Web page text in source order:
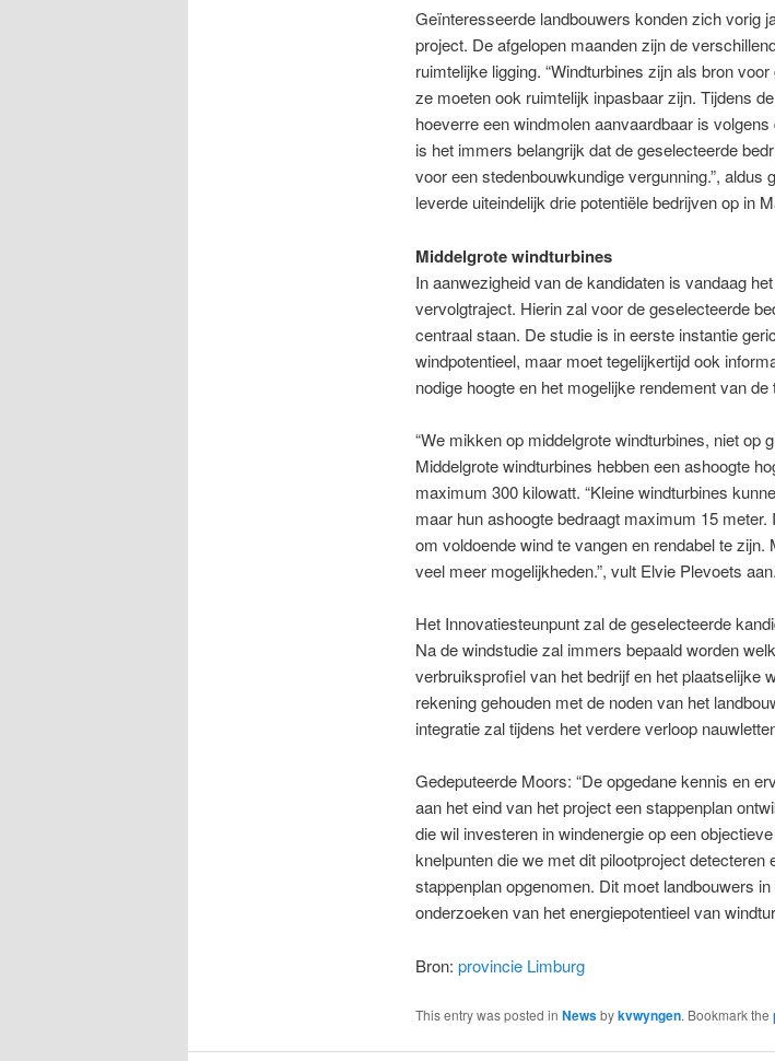
Geïnteresseerde landbouwers konden zich vorig
project. De afgelopen maanden zijn de
ruimtelijke ligging. “Windturbines zijn als bron
ze moeten ook ruimtelijk inpasbaar zijn. Tijdens
hoeverre een windmolen aanvaardbaar is
is het immers belangrijk dat de geselecteerde
voor een stedenbouwkundige vergunning.”,
leverde uiteindelijk drie potentiële bedrijven op in
Middelgrote windturbines
In aanwezigheid van de kandidaten is vandaag
vervolgtraject. Hierin zal voor de geselecteerde
centraal staan. De studie is in eerste instantie
windpotentieel, maar moet tegelijkertijd ook
nodige hoogte en het mogelijke rendement van de
“We mikken op middelgrote windturbines, niet op
Middelgrote windturbines hebben een ashoogte
maximum 300 kilowatt. “Kleine windturbines
maar hun ashoogte bedraagt maximum 15
om voldoende wind te vangen en rendabel te
veel meer mogelijkheden.”, vult Elvie Plevoets aan.
Het Innovatiesteunpunt zal de geselecteerde
Na de windstudie zal immers bepaald worden
verbruiksprofiel van het bedrijf en het plaatselijke
rekening gehouden met de noden van het
integratie zal tijdens het verdere verloop
Gedeputeerde Moors: “De opgedane kennis en
aan het eind van het project een stappenplan
die wil investeren in windenergie op een
knelpunten die we met dit pilootproject
stappenplan opgenomen. Dit moet landbouwers
onderzoeken van het energiepotentieel van
Bron: provincie Limburg
This entry was posted in Newsbykvwyngen. Bookmark the